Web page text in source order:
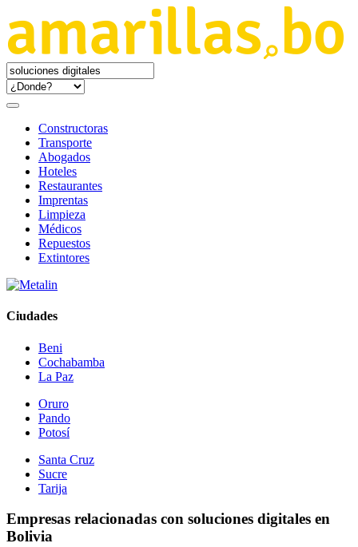
Constructoras
Transporte
Abogados
Hoteles
Restaurantes
Imprentas
Limpieza
Médicos
Repuestos
Extintores
Ciudades
Beni
Cochabamba
La Paz
Oruro
Pando
Potosí
Santa Cruz
Sucre
Tarija
Empresas relacionadas con soluciones digitales en
Bolivia